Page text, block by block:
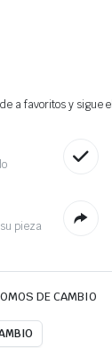
a favoritos y sigue
pieza
DE CAMBIO